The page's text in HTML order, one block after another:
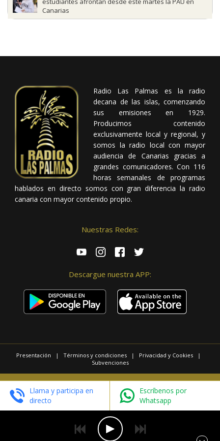
Canarias
Radio Las Palmas es la radio
decana de las islas, comenzando
sus emisiones en 1929.
Producimos contenido
exclusivamente local y regional, y
somos la radio local con mayor
audiencia de Canarias gracias a
grandes comunicadores. Con 116
horas semanales de programas
hablados en directo somos con gran diferencia la radio
canaria con mayor contenido propio.
Nuestras Redes:
Descargue nuestra APP:
Presentación | Términos y condiciones | Privacidad y Cookies |
Subvenciones
Web Las Palmas
Llama y participa en
directo
Escríbenos por
Whatsapp
EN DIRECTO